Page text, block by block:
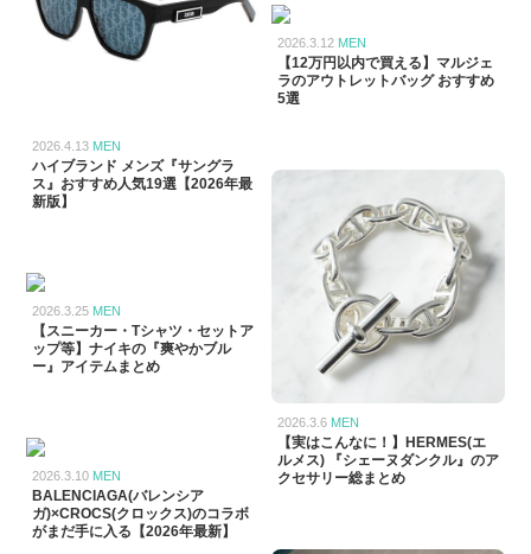
2026.4.13 MEN
ハイブランド メンズ『サングラ
ス』おすすめ人気19選【2026年最
新版】
2026.3.25 MEN
【スニーカー・Tシャツ・セットア
ップ等】ナイキの『爽やかブル
ー』アイテムまとめ
2026.3.10 MEN
BALENCIAGA(バレンシア
ガ)×CROCS(クロックス)のコラボ
がまだ手に入る【2026年最新】
2026.3.12 MEN
【12万円以内で買える】マルジェ
ラのアウトレットバッグ おすすめ
5選
2026.3.6 MEN
【実はこんなに！】HERMES(エ
ルメス) 『シェーヌダンクル』のア
クセサリー総まとめ